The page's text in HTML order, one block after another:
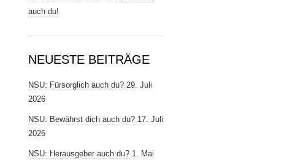
auch du!
NEUESTE BEITRÄGE
NSU: Fürsorglich auch du? 29. Juli
2026
NSU: Bewährst dich auch du? 17. Juli
2026
NSU: Herausgeber auch du? 1. Mai